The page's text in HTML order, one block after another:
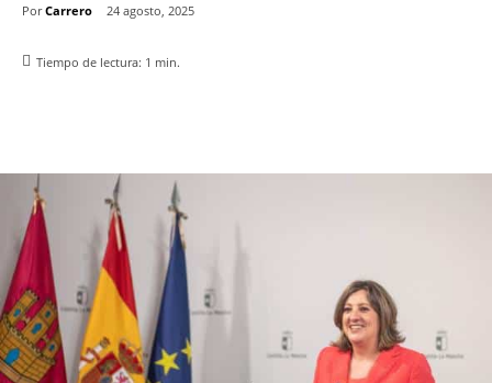
Por Carrero 24 agosto, 2025
Tiempo de lectura: 1 min.